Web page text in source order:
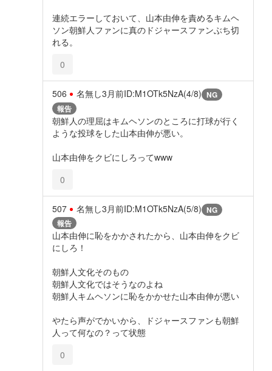
連続エラーしておいて、山本由伸を責めるキムヘ
ソン朝鮮人ファンに真のドジャースファンぶち切
れる。
0
506 名無し3月前ID:M1OTk5NzA(4/8) NG
報告
朝鮮人の理屈はキムヘソンのところに打球が行く
ような投球をした山本由伸が悪い。
山本由伸をクビにしろってwww
0
507 名無し3月前ID:M1OTk5NzA(5/8) NG
報告
山本由伸に恥をかかされたから、山本由伸をクビ
にしろ！
朝鮮人文化そのもの
朝鮮人文化ではそうなのよね
朝鮮人キムヘソンに恥をかかせた山本由伸が悪い
やたら声がでかいから、ドジャースファンも朝鮮
人って何なの？って状態
0